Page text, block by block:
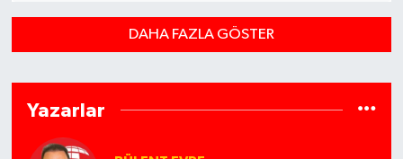
DAHA FAZLA GÖSTER
Yazarlar